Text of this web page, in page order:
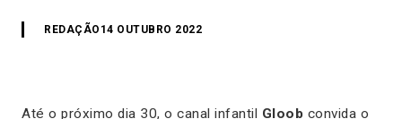
REDAÇÃO 14 OUTUBRO 2022
Até o próximo dia 30, o canal infantil Gloob convida o